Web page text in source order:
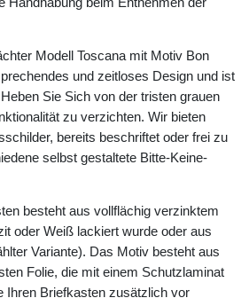
Modell Toscana mit Motiv Bon
und zeitloses Design und ist
Sie Sich von der tristen grauen
zu verzichten. Wir bieten
bereits beschriftet oder frei zu
selbst gestaltete Bitte-Keine-
besteht aus vollflächig verzinktem
oder Weiß lackiert wurde oder aus
Variante). Das Motiv besteht aus
Folie, die mit einem Schutzlaminat
Ihren Briefkasten zusätzlich vor